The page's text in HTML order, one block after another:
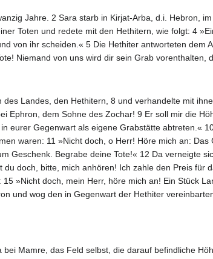
Jahre. 2 Sara starb in Kirjat-Arba, d.i. Hebron,
Toten und redete mit den Hethitern, wie folgt: 4
von ihr scheiden.« 5 Die Hethiter antworteten
Niemand von uns wird dir sein Grab vorenthalten,
Landes, den Hethitern, 8 und verhandelte mit
Ephron, dem Sohne des Zochar! 9 Er soll mir die
eurer Gegenwart als eigene Grabstätte abtreten.«
waren: 11 »Nicht doch, o Herr! Höre mich an:
Geschenk. Begrabe deine Tote!« 12 Da verneigte
doch, bitte, mich anhören! Ich zahle den Preis für
»Nicht doch, mein Herr, höre mich an! Ein Stück
und wog den in Gegenwart der Hethiter
Mamre, das Feld selbst, die darauf befindliche